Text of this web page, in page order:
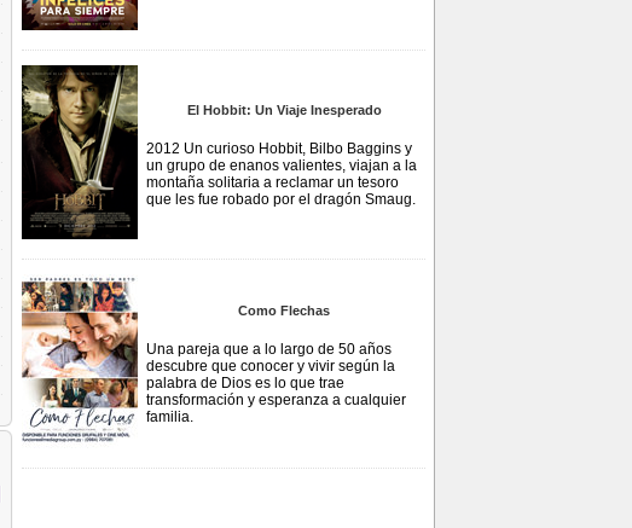
El Hobbit: Un Viaje Inesperado
2012 Un curioso Hobbit, Bilbo Baggins y
un grupo de enanos valientes, viajan a la
montaña solitaria a reclamar un tesoro
que les fue robado por el dragón Smaug.
Como Flechas
Una pareja que a lo largo de 50 años
descubre que conocer y vivir según la
palabra de Dios es lo que trae
transformación y esperanza a cualquier
familia.